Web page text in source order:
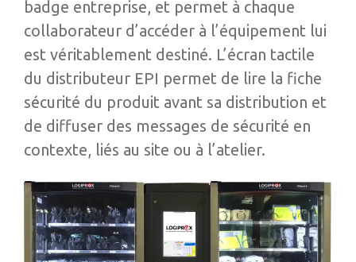
badge entreprise, et permet à chaque
collaborateur d’accéder à l’équipement lui
est véritablement destiné. L’écran tactile
du distributeur EPI permet de lire la fiche
sécurité du produit avant sa distribution et
de diffuser des messages de sécurité en
contexte, liés au site ou à l’atelier.